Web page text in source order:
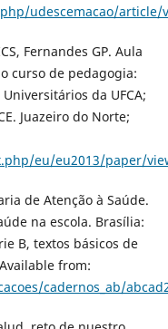
udescemacao/article/
Fernandes GP. Aula
curso de pedagogia:
da UFCA;
Juazeiro do Norte;
eu/eu2013/paper/
de Atenção à Saúde.
na escola. Brasília:
B, textos básicos de
from:
cadernos_ab/